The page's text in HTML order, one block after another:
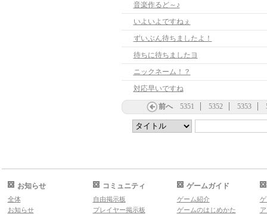
音楽作るど～♪
いよいよですねぇ
ずいぶん待ちましたよ！
待ちに待ちましたヨ
ニックネーム！？
対応早いですね
前へ 5351 5352 5353
お知らせ
全体
お知らせ
コミュニティ
自由掲示板
プレイヤー掲示板
ゲームガイド
ゲーム紹介
ゲームのはじめかた